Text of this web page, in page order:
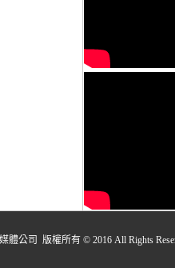
公司 版權所有 © 2016 All Rights